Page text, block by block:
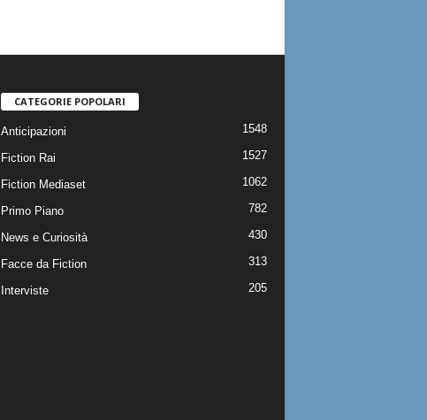
CATEGORIE POPOLARI
Anticipazioni 1548
Fiction Rai 1527
Fiction Mediaset 1062
Primo Piano 782
News e Curiosità 430
Facce da Fiction 313
Interviste 205